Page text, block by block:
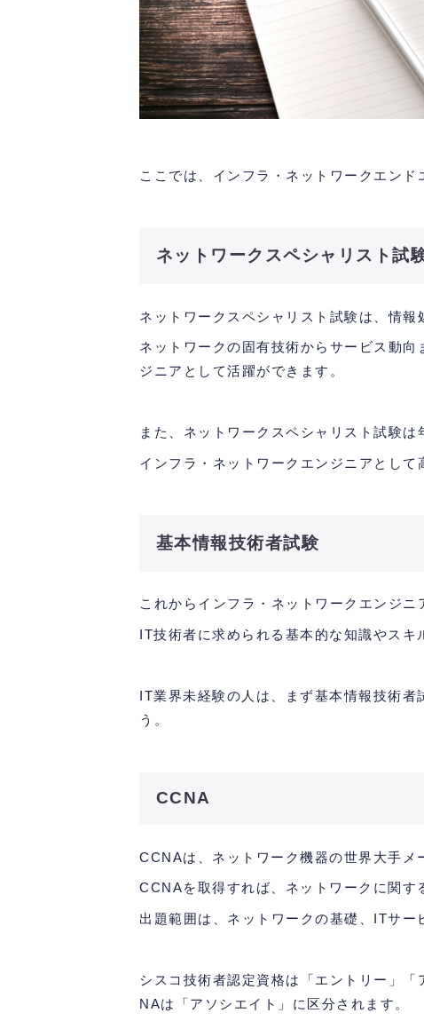
ここでは、インフラ・ネットワークエン
ネットワークスペシャリスト試
ネットワークスペシャリスト試験は、情
ネットワークの固有技術からサービス動
ジニアとして活躍ができます。
また、ネットワークスペシャリスト試験
インフラ・ネットワークエンジニアとし
基本情報技術者試験
これからインフラ・ネットワークエンジ
IT技術者に求められる基本的な知識やスキ
IT業界未経験の人は、まず基本情報技術
う。
CCNA
CCNAは、ネットワーク機器の世界大手メ
CCNAを取得すれば、ネットワークに関す
出題範囲は、ネットワークの基礎、ITサー
シスコ技術者認定資格は「エントリー」
NAは「アソシエイト」に区分されます。